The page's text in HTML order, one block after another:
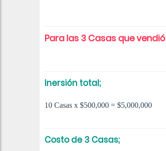
Para las 3 Casas que vendió
Inersión total;
10 Casas x $500,000 = $5,000,000
Costo de 3 Casas;